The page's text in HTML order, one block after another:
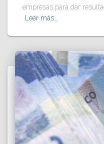
empresas para dar
Leer más…